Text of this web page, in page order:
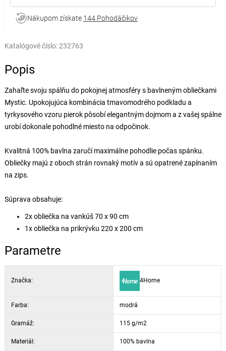
Nákupom získate 144 Pohodáčikov
Katalógové číslo:232763
Popis
Zahaľte svoju spálňu do pokojnej atmosféry s bavlneným obliečkami
Mystic. Upokojujúca kombinácia tmavomodrého podkladu a
tyrkysového vzoru pierok pôsobí elegantným dojmom a z vašej spálne
urobí dokonale pohodlné miesto na odpočinok.
Kvalitná 100% bavlna zaručí maximálne pohodlie počas spánku.
Obliečky majú z oboch strán rovnaký motív a sú opatrené zapínaním
na zips.
Súprava obsahuje:
2x obliečka na vankúš 70 x 90 cm
1x obliečka na prikrývku 220 x 200 cm
Parametre
Značka: 4Home
Farba: modrá
Gramáž: 115 g/m2
Materiál: 100% bavlna